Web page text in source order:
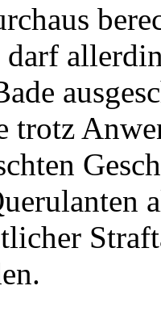
trotz